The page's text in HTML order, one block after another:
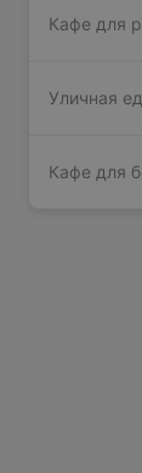
Кафе для
Уличная
Кафе для